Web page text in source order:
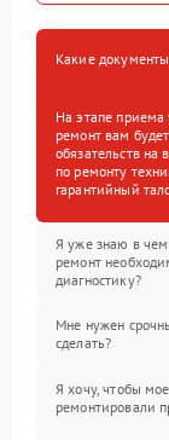
Какие
На этапе приема
ремонт вам
обязательств на
по ремонту
гарантийный
Я уже знаю в чем
ремонт
диагностику?
Мне нужен
сделать?
Я хочу, чтобы
ремонтировали